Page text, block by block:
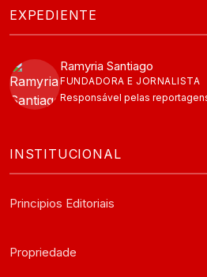
EXPEDIENTE
Ramyria Santiago
FUNDADORA E JORNALISTA
Responsável pelas
INSTITUCIONAL
Principios Editoriais
Propriedade